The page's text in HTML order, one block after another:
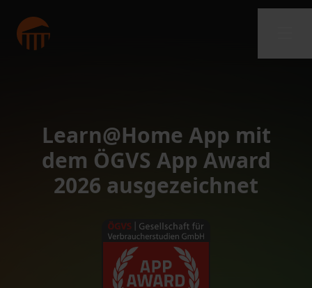
Learn@Home App mit
dem ÖGVS App Award
2026 ausgezeichnet